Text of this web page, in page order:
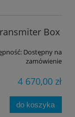
Box
Dostępny na
zamówienie
4 670,00 zł
do koszyka